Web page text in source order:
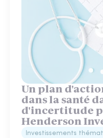
Un plan
dans la santé
d'incertitude
Henderson
Investissements